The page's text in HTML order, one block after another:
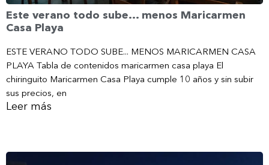
Este verano todo sube… menos Maricarmen
Casa Playa
ESTE VERANO TODO SUBE... MENOS MARICARMEN CASA
PLAYA Tabla de contenidos maricarmen casa playa El
chiringuito Maricarmen Casa Playa cumple 10 años y sin subir
sus precios, en
Leer más